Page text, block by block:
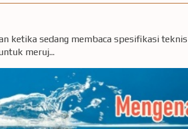
ketika sedang membaca spesifikasi teknis
meruj...